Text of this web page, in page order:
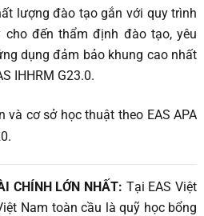
lượng đào tạo gắn với quy trình
đến thẩm định đào tạo, yêu
dụng đảm bảo khung cao nhất
IHHRM G23.0.
và cơ sở học thuật theo EAS APA
CHÍNH LỚN NHẤT: Tại EAS Việt
Nam toàn cầu là quỹ học bổng